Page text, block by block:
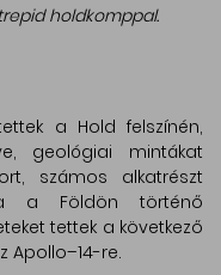
holdkomppal.
a Hold felszínén,
geológiai mintákat
számos alkatrészt
a Földön történő
tettek a következő
Apollo–14-re.